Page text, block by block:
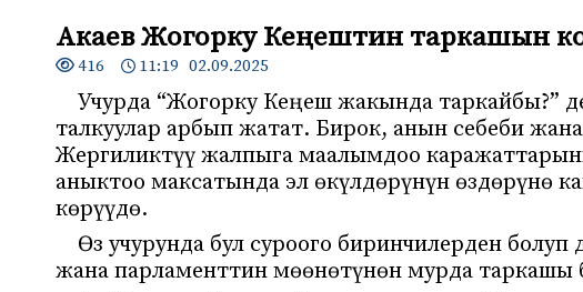
Акаев Жогорку Кеңештин таркашын
416 11:19 02.09.2025
Учурда “Жогорку Кеңеш жакында таркайбы?”
талкуулар арбып жатат. Бирок, анын себеби
Жергиликтүү жалпыга маалымдоо
аныктоо максатында эл өкүлдөрүнүн өздөрүнө
көрүүдө.
Өз учурунда бул суроого биринчилерден
жана парламенттин мөөнөтүнөн мурда